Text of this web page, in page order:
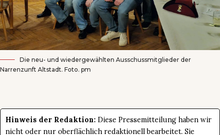
Die neu- und wiedergewählten Ausschussmitglieder der
Narrenzunft Altstadt. Foto. pm
Hinweis der Redaktion: Diese Pressemitteilung haben wir
nicht oder nur oberflächlich redaktionell bearbeitet. Sie